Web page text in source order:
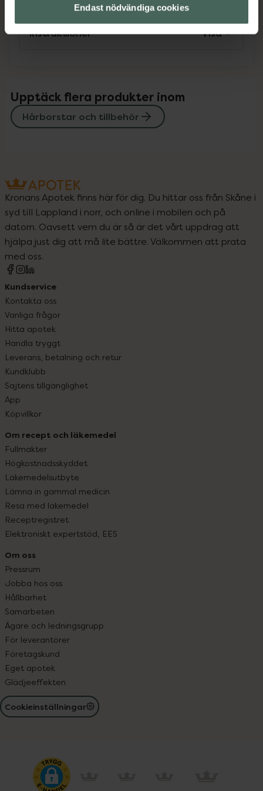
Endast nödvändiga cookies
Instruktioner Visa
Upptäck flera produkter inom
Hårborstar och tillbehör
Kronans Apotek finns här för dig. Du hittar oss från Skåne i
syd till Lappland i norr, och online i mobilen och på
datorn. Oavsett vem du är så är det vårt uppdrag att
hjälpa just dig att må lite bättre. Välkommen att prata
med oss.
Kundservice
Kontakta oss
Vanliga frågor
Hitta apotek
Handla tryggt
Leverans, betalning och retur
Kundklubb
Sajtens tillgänglighet
App
Köpvillkor
Om recept och läkemedel
Fullmakter
Högkostnadsskyddet
Läkemedelsutbyte
Lämna in gammal medicin
Resa med läkemedel
Receptregistret
Elektroniskt expertstöd, EES
Om oss
Pressrum
Jobba hos oss
Hållbarhet
Samarbeten
Ägare och ledningsgrupp
För leverantörer
Företagskund
Eget apotek
Glädjeeffekten
Cookieinställningar